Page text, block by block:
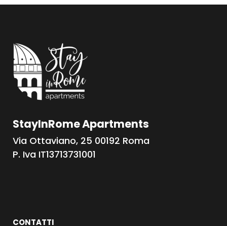
StayInRome Apartments
Via Ottaviano, 25 00192 Roma
P. Iva IT13713731001
CONTATTI